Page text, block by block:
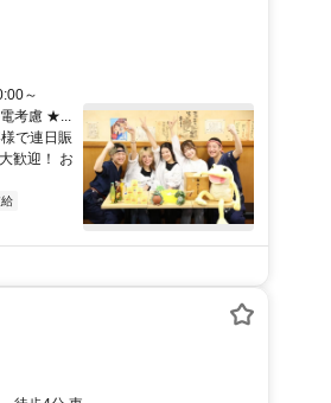
～
考慮 ★...
で連日賑
歓迎！ お